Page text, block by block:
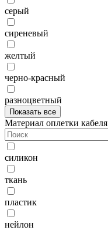
серый
сиреневый
желтый
черно-красный
разноцветный
Показать все
Материал оплетки кабеля
силикон
ткань
пластик
нейлон